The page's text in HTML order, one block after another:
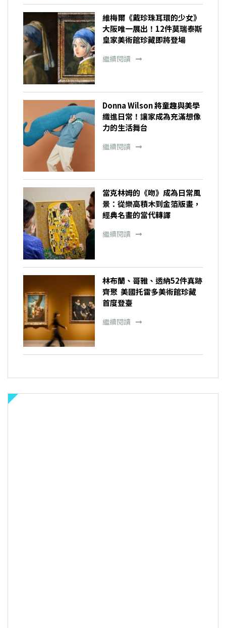
維梅爾《戴珍珠耳環的少女》
大阪唯一展出！12件莫瑞泰斯
皇家美術館珍藏即將登場
繼續閱讀
Donna Wilson 將童趣與美學
織進日常！讓家成為充滿想像
力的生活舞台
繼續閱讀
當克林姆的《吻》成為日常風
景：從樂高積木到金箔版畫，
經典名畫的當代轉譯
繼續閱讀
林布蘭、哥雅、透納52件真跡
齊聚 美國托雷多美術館珍藏
首度登臺
繼續閱讀